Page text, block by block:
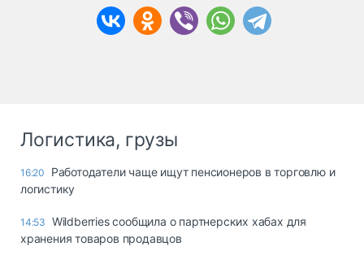
Логистика, грузы
16:20
Работодатели чаще ищут пенсионеров в торговлю и
логистику
14:53 Wildberries сообщила о партнерских хабах для
хранения товаров продавцов